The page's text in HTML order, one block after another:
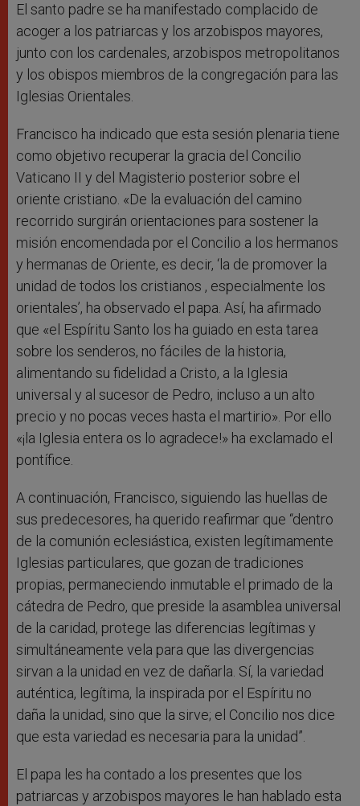
El santo padre se ha manifestado complacido de
acoger a los patriarcas y los arzobispos mayores,
junto con los cardenales, arzobispos metropolitanos
y los obispos miembros de la congregación para las
Iglesias Orientales.
Francisco ha indicado que esta sesión plenaria tiene
como objetivo recuperar la gracia del Concilio
Vaticano II y del Magisterio posterior sobre el
oriente cristiano. «De la evaluación del camino
recorrido surgirán orientaciones para sostener la
misión encomendada por el Concilio a los hermanos
y hermanas de Oriente, es decir, ‘la de promover la
unidad de todos los cristianos , especialmente los
orientales’, ha observado el papa. Así, ha afirmado
que «el Espíritu Santo los ha guiado en esta tarea
sobre los senderos, no fáciles de la historia,
alimentando su fidelidad a Cristo, a la Iglesia
universal y al sucesor de Pedro, incluso a un alto
precio y no pocas veces hasta el martirio». Por ello
«¡la Iglesia entera os lo agradece!» ha exclamado el
pontífice.
A continuación, Francisco, siguiendo las huellas de
sus predecesores, ha querido reafirmar que “dentro
de la comunión eclesiástica, existen legítimamente
Iglesias particulares, que gozan de tradiciones
propias, permaneciendo inmutable el primado de la
cátedra de Pedro, que preside la asamblea universal
de la caridad, protege las diferencias legítimas y
simultáneamente vela para que las divergencias
sirvan a la unidad en vez de dañarla. Sí, la variedad
auténtica, legítima, la inspirada por el Espíritu no
daña la unidad, sino que la sirve; el Concilio nos dice
que esta variedad es necesaria para la unidad”.
El papa les ha contado a los presentes que los
patriarcas y arzobispos mayores le han hablado esta